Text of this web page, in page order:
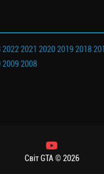
20222021 202020192018
20092008
Світ GTA © 2026